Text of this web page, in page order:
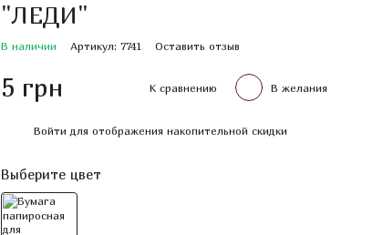
"ЛЕДИ"
В наличии Артикул: 7741 Оставить отзыв
5 грн К сравнению В желания
Войти для отображения накопительной скидки
Выберите цвет